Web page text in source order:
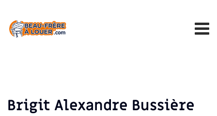
Brigit Alexandre Bussière